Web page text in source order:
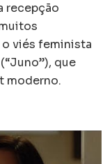
recepção
o viés feminista
que
moderno.